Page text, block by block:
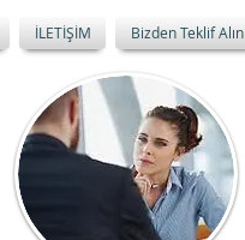
İLETİŞİM Bizden Teklif Alın